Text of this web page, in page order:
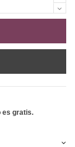
es gratis.